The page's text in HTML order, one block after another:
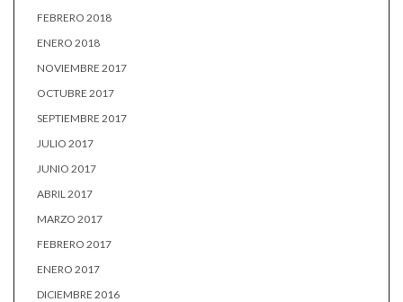
FEBRERO 2018
ENERO 2018
NOVIEMBRE 2017
OCTUBRE 2017
SEPTIEMBRE 2017
JULIO 2017
JUNIO 2017
ABRIL 2017
MARZO 2017
FEBRERO 2017
ENERO 2017
DICIEMBRE 2016